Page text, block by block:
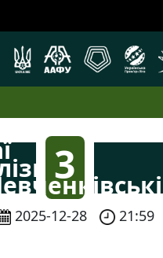
3
:
2025-12-28 21:59